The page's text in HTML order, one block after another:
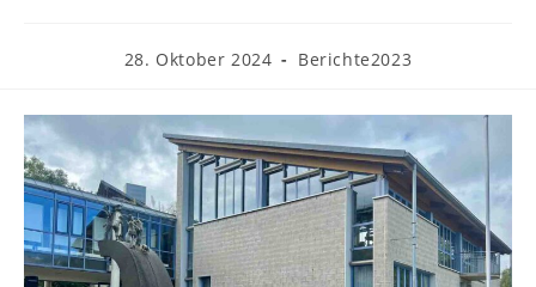
28. Oktober 2024 Berichte2023